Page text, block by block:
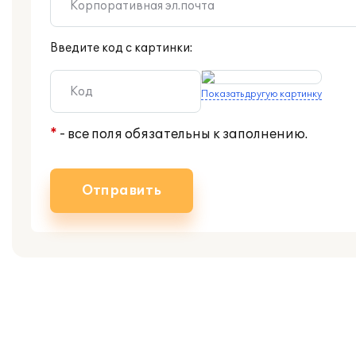
Введите код с картинки:
Показать другую картинку
* - все поля обязательны к заполнению.
Отправить